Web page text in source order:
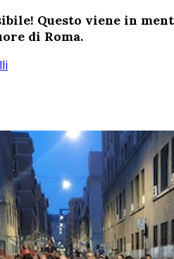
Questo viene in
di Roma.